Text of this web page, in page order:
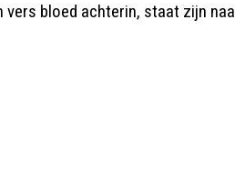
vers bloed achterin, staat zijn